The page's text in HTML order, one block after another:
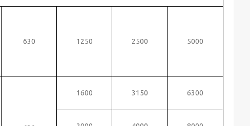
630 1250 2500 5000
1600 3150 6300